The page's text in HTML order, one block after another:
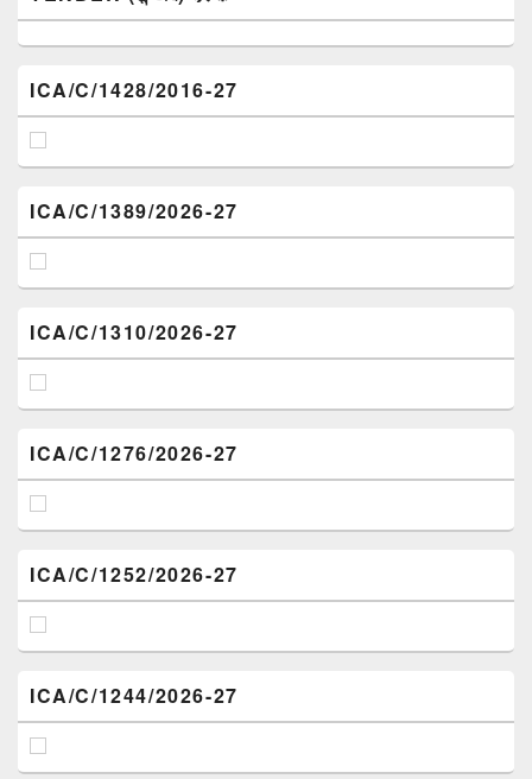
ICA/C/1428/2016-27
ICA/C/1389/2026-27
ICA/C/1310/2026-27
ICA/C/1276/2026-27
ICA/C/1252/2026-27
ICA/C/1244/2026-27